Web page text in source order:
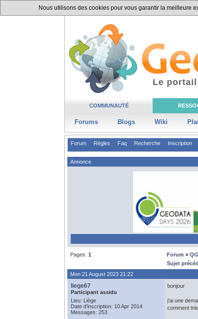
Nous utilisons des cookies pour vous garantir la meilleure
COMMUNAUTÉ
Forums Blogs Wiki
Le
Forum Règles Faq Recherche Inscription
Annonce
Pages: 1 Forum »
Sujet
Mon 21 August 2023 21:22
liege67
Participant assidu
Lieu: Liège
Date d'inscription: 10 Apr 2014
Messages: 253
bonjour
j'ai une
comment